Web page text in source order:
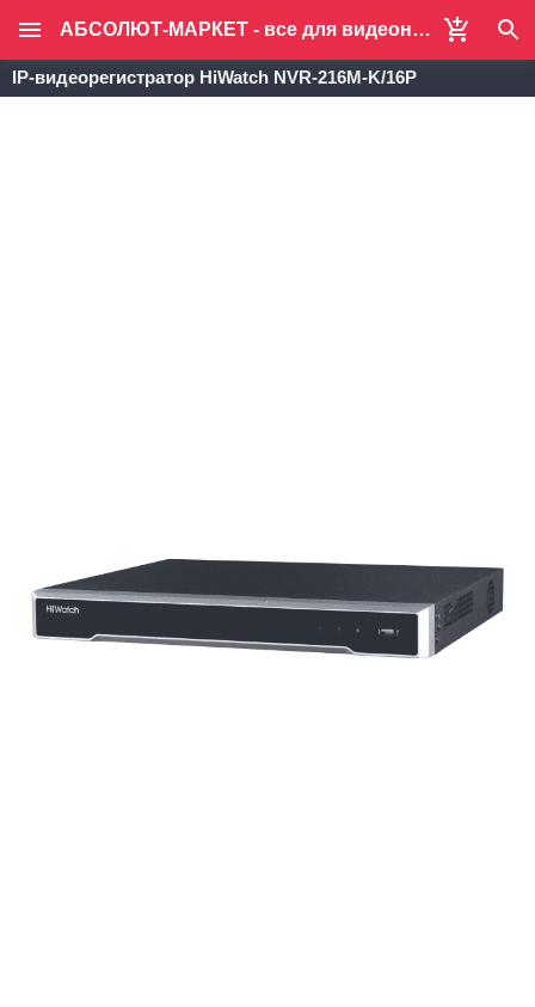
АБСОЛЮТ-МАРКЕТ - все для видеонаблюдения и систем безопасности
IP-видеорегистратор HiWatch NVR-216M-K/16P